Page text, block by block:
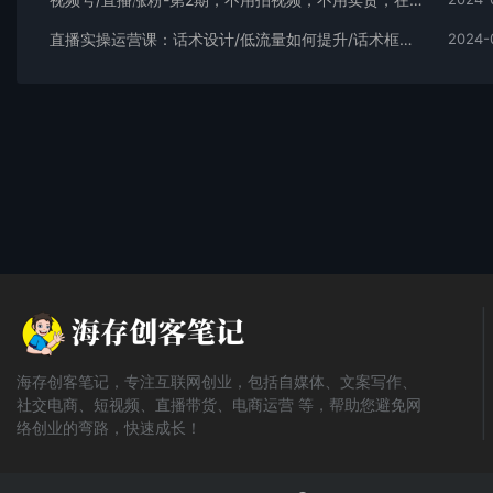
直播实操运营课：话术设计/低流量如何提升/话术框架/全场燃爆/非常干货 2024-
海存创客笔记，专注互联网创业，包括自媒体、文案写作、
社交电商、短视频、直播带货、电商运营 等，帮助您避免网
络创业的弯路，快速成长！